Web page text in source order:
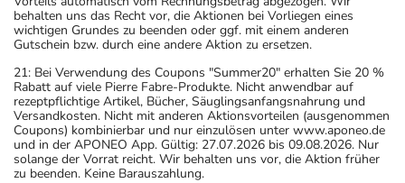
behalten uns das Recht vor, die Aktionen bei Vorliegen eines
wichtigen Grundes zu beenden oder ggf. mit einem anderen
Gutschein bzw. durch eine andere Aktion zu ersetzen.
21: Bei Verwendung des Coupons "Summer20" erhalten Sie 20 %
Rabatt auf viele Pierre Fabre-Produkte. Nicht anwendbar auf
rezeptpflichtige Artikel, Bücher, Säuglingsanfangsnahrung und
Versandkosten. Nicht mit anderen Aktionsvorteilen (ausgenommen
Coupons) kombinierbar und nur einzulösen unter www.aponeo.de
und in der APONEO App. Gültig: 27.07.2026 bis 09.08.2026. Nur
solange der Vorrat reicht. Wir behalten uns vor, die Aktion früher
zu beenden. Keine Barauszahlung.